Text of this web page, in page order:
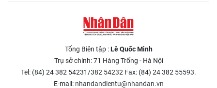
Tổng Biên tập :Lê Quốc Minh
Trụ sở chính: 71 Hàng Trống - Hà Nội
Tel: (84) 24 382 54231/382 54232 Fax: (84) 24 382 55593.
E-mail: nhandandientu@nhandan.vn